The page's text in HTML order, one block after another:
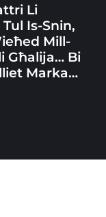
Li
Is-Snin,
Mill-
Għalija… Bi
Marka…